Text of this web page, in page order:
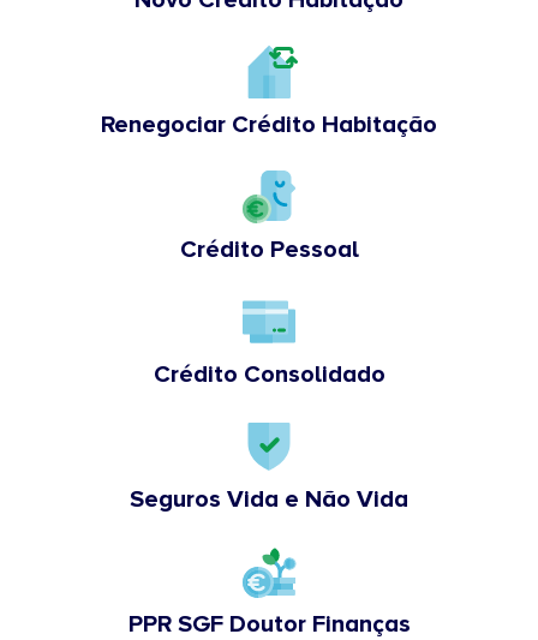
Renegociar Crédito Habitação
Crédito Pessoal
Crédito Consolidado
Seguros Vida e Não Vida
PPR SGF Doutor Finanças